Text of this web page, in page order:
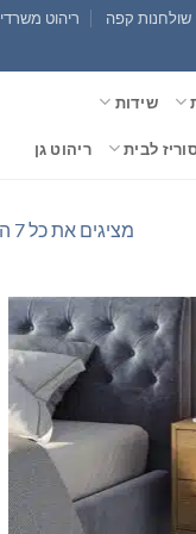
שולחנות קפה ריהוט משרדי
שידות
לבית ריהוט גן
מציגים את כל ⁦7⁩ התוצאות